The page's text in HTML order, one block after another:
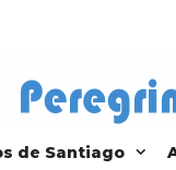
de Santiago